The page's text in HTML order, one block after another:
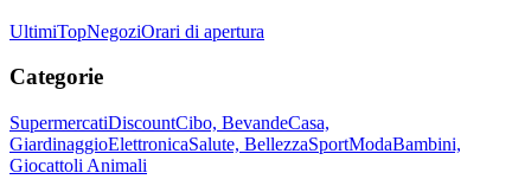
UltimiTopNegoziOrari di apertura
Categorie
SupermercatiDiscountCibo, BevandeCasa,
GiardinaggioElettronicaSalute, BellezzaSportModaBambini,
Giocattoli Animali